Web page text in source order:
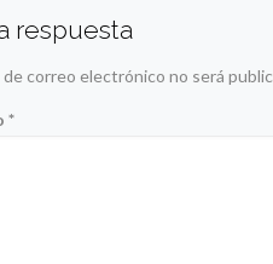
respuesta
correo electrónico no será
*